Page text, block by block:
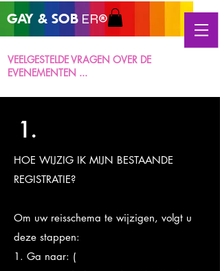
GAY & SOB ER®
VEELGESTELDE VRAGEN OVER DE
EVENEMENTEN ...
1.
HOE WIJZIG IK MIJN BESTAANDE
REGISTRATIE?
Om uw reisschema te wijzigen, volgt u
deze stappen:
1. Ga naar: (